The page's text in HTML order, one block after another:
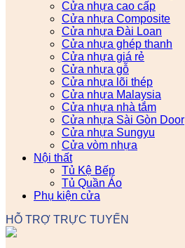
Cửa nhựa cao cấp
Cửa nhựa Composite
Cửa nhựa Đài Loan
Cửa nhựa ghép thanh
Cửa nhựa giá rẻ
Cửa nhựa gỗ
Cửa nhựa lõi thép
Cửa nhựa Malaysia
Cửa nhựa nhà tắm
Cửa nhựa Sài Gòn Door
Cửa nhựa Sungyu
Cửa vòm nhựa
Nội thất
Tủ Kệ Bếp
Tủ Quần Áo
Phụ kiện cửa
HỖ TRỢ TRỰC TUYẾN